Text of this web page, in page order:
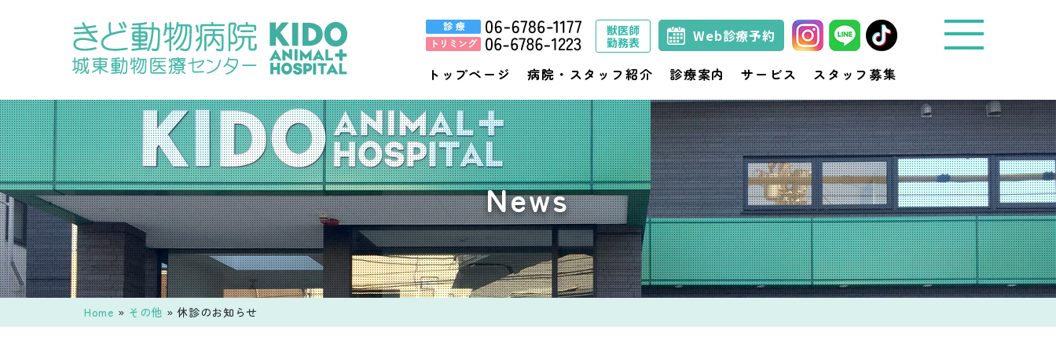
ツ
へ
ス
キ
ッ
プ
獣医師
勤務表
Web診療予約
トップページ 病院・スタッフ紹介 診療案内 サービス スタッフ募集
動
物
医
療
セ
ン
タ
ー
き
動
News
Home » その他 » 休診のお知らせ